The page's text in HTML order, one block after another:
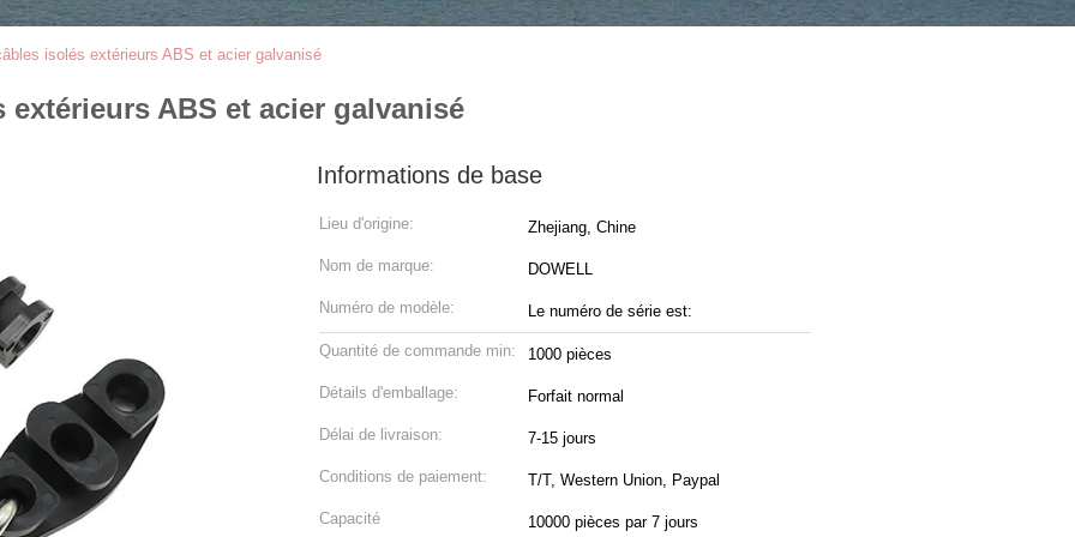
isolés extérieurs ABS et acier galvanisé
ABS et acier galvanisé
Informations de base
Lieu d'origine: Zhejiang, Chine
Nom de marque: DOWELL
Numéro de modèle: Le numéro de série est:
Quantité de commande min: 1000 pièces
Détails d'emballage: Forfait normal
Délai de livraison: 7-15 jours
Conditions de paiement: T/T, Western Union, Paypal
Capacité 10000 pièces par 7 jours